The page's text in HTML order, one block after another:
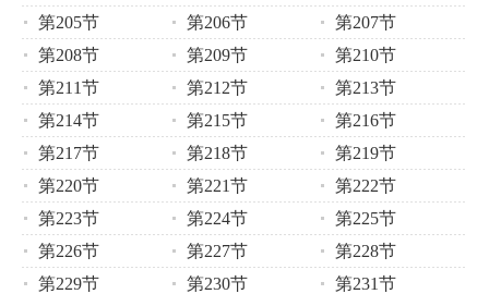
第205节
第206节
第207节
第208节
第209节
第210节
第211节
第212节
第213节
第214节
第215节
第216节
第217节
第218节
第219节
第220节
第221节
第222节
第223节
第224节
第225节
第226节
第227节
第228节
第229节
第230节
第231节